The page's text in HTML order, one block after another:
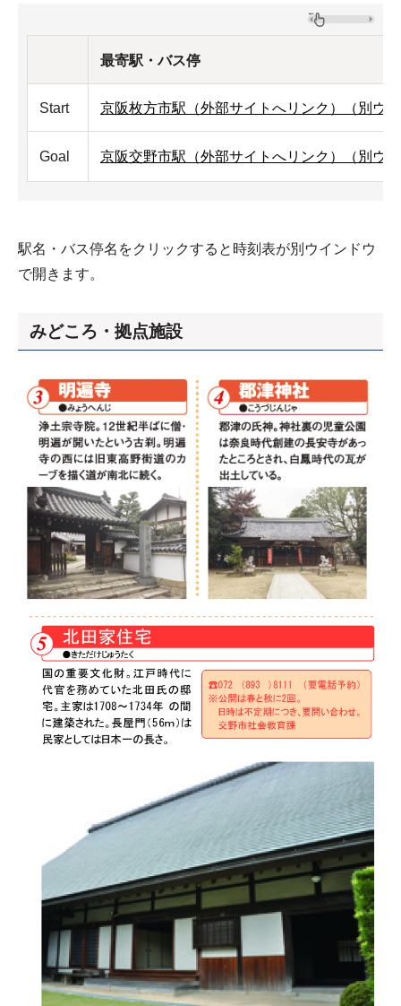
最寄駅・バス停
Start 京阪枚方市駅（外部サイトへリンク）（別ウ
Goal 京阪交野市駅（外部サイトへリンク）（別ウ
駅名・バス停名をクリックすると時刻表が別ウインドウ
で開きます。
みどころ・拠点施設